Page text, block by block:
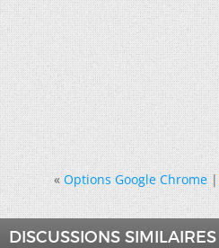
« Options Google Chrome
DISCUSSIONS SIMILAIRES